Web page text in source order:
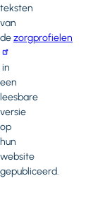
teksten
van
dezorgprofielen
in
een
leesbare
versie
op
hun
website
gepubliceerd.